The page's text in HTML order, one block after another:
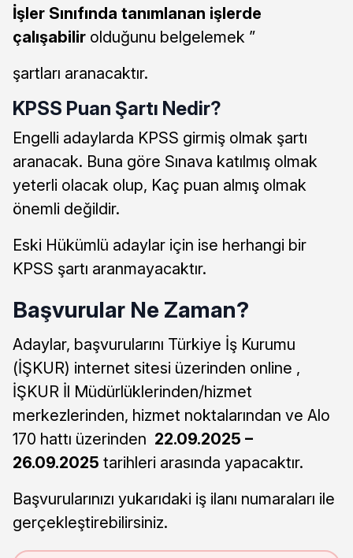
İşler Sınıfında tanımlanan işlerde
çalışabilir olduğunu belgelemek ”
şartları aranacaktır.
KPSS Puan Şartı Nedir?
Engelli adaylarda KPSS girmiş olmak şartı
aranacak. Buna göre Sınava katılmış olmak
yeterli olacak olup, Kaç puan almış olmak
önemli değildir.
Eski Hükümlü adaylar için ise herhangi bir
KPSS şartı aranmayacaktır.
Başvurular Ne Zaman?
Adaylar, başvurularını Türkiye İş Kurumu
(İŞKUR) internet sitesi üzerinden online ,
İŞKUR İl Müdürlüklerinden/hizmet
merkezlerinden, hizmet noktalarından ve Alo
170 hattı üzerinden 22.09.2025 –
26.09.2025 tarihleri arasında yapacaktır.
Başvurularınızı yukarıdaki iş ilanı numaraları ile
gerçekleştirebilirsiniz.